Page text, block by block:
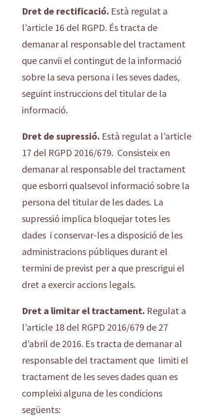
Dret de rectificació. Està regulat a
l’article 16 del RGPD. És tracta de
demanar al responsable del tractament
que canviï el contingut de la informació
sobre la seva persona i les seves dades,
seguint instruccions del titular de la
informació.
Dret de supressió. Està regulat a l’article
17 del RGPD 2016/679. Consisteix en
demanar al responsable del tractament
que esborri qualsevol informació sobre la
persona del titular de les dades. La
supressió implica bloquejar totes les
dades i conservar-les a disposició de les
administracions públiques durant el
termini de previst per a que prescrigui el
dret a exercir accions legals.
Dret a limitar el tractament. Regulat a
l’article 18 del RGPD 2016/679 de 27
d’abril de 2016. Es tracta de demanar al
responsable del tractament que limiti el
tractament de les seves dades quan es
compleixi alguna de les condicions
següents: